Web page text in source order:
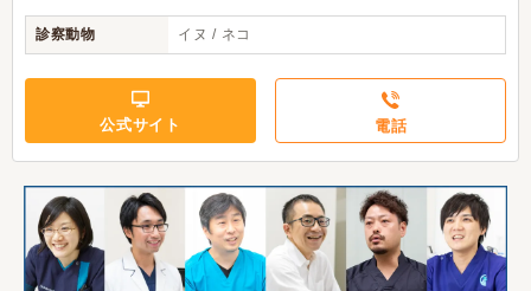
診察動物 イヌ / ネコ
公式サイト 電話